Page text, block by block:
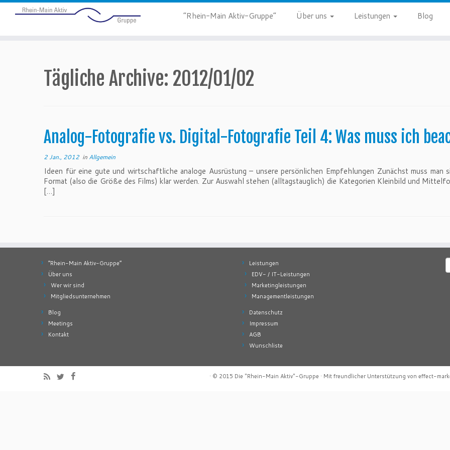
“Rhein-Main Aktiv-Gruppe” Über uns Leistungen Blog
Tägliche Archive: 2012/01/02
Analog-Fotografie vs. Digital-Fotografie Teil 4: Was muss ich
2 Jan., 2012 in Allgemein
Ideen für eine gute und wirtschaftliche analoge Ausrüstung – unsere persönlichen Empfehlungen Zunächst muss
Format (also die Größe des Films) klar werden. Zur Auswahl stehen (alltagstauglich) die Kategorien Kleinbild und
[…]
“Rhein-Main Aktiv-Gruppe”
Über uns
Wer wir sind
Mitgliedsunternehmen
Blog
Meetings
Kontakt
Leistungen
EDV- / IT-Leistungen
Marketingleistungen
Managementleistungen
Datenschutz
Impressum
AGB
Wunschliste
· © 2015 Die "Rhein-Main Aktiv"-Gruppe · Mit freundlicher Unterstützung von effect-